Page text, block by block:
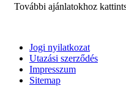
További ajánlatokhoz
Jogi nyilatkozat
Utazási szerződés
Impresszum
Sitemap